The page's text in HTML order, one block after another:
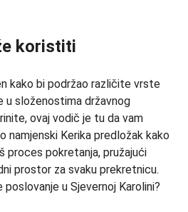
koristiti
kako bi podržao različite vrste
u složenostima državnog
ovaj vodič je tu da vam
namjenski Kerika predložak kako
proces pokretanja, pružajući
prostor za svaku prekretnicu.
u Sjevernoj Karolini?